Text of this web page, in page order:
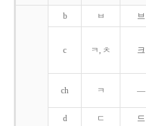
b ㅂ 브
c ㅋ, ㅊ 크
ch ㅋ ―
d ㄷ 드